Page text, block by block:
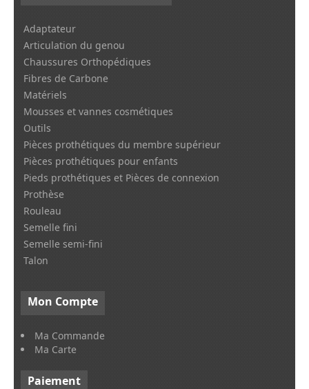
Adaptateur
Articulation du genou
Chaussures Orthopédiques
Fibres de Carbone
Matériels
Mousses et vannes cosmétiques
Outils
Pièces prothétiques du membre supérieur
Pièces prothétiques pour enfants
Pieds prothétiques et Pièces de connexion
Prothèse
Rouleau
Semelle fini
Semelle semi-fini
Talon
Mon Compte
Ma Commande
Ma Carte
Paiement